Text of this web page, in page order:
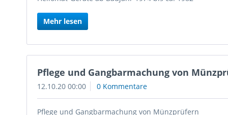
Mehr lesen
Pflege und Gangbarmachung von
12.10.20 00:00 0 Kommentare
Pflege und Gangbarmachung von Münzprüfern